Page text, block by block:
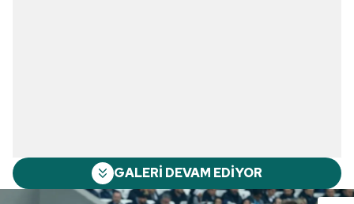
GALERİ DEVAM EDİYOR